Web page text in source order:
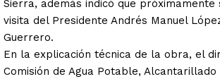
Sierra, además indicó que
visita del Presidente Andrés Manuel
Guerrero.
En la explicación técnica de la obra, el
Comisión de Agua Potable, Alcantarillado